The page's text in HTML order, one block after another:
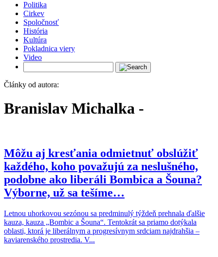
Politika
Cirkev
Spoločnosť
História
Kultúra
Pokladnica viery
Video
Články od autora:
Branislav Michalka -
Môžu aj kresťania odmietnuť obslúžiť
každého, koho považujú za neslušného,
podobne ako liberáli Bombica a Šouna?
Výborne, už sa tešíme…
Letnou uhorkovou sezónou sa predminulý týždeň prehnala ďalšie
kauza, kauza „Bombic a Šouna“. Tentokrát sa priamo dotýkala
oblasti, ktorá je liberálnym a progresívnym srdciam najdrahšia –
kaviarenského prostredia. V...